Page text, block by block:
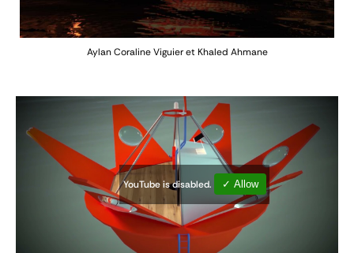
Aylan Coraline Viguier et Khaled Ahmane
YouTube is disabled. ✓ Allow